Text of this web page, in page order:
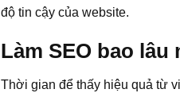
độ tin cậy của website.
Làm SEO bao
Thời gian để thấy hiệu quả từ